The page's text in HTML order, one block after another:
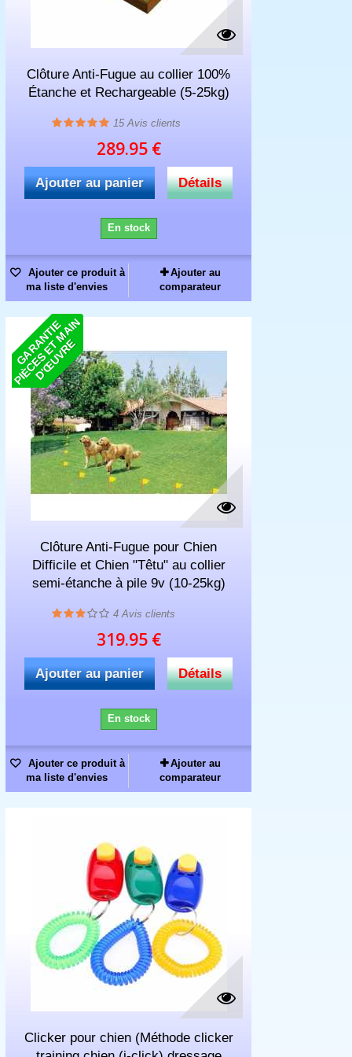
Clôture Anti-Fugue au collier 100%
Étanche et Rechargeable (5-25kg)
15 Avis clients
289.95 €
Ajouter au panier Détails
En stock
Ajouter ce produit à
ma liste d'envies
Ajouter au
comparateur
G
A
R
A
N
T
I
E
P
I
È
C
E
S
E
T
M
A
I
N
D
'
Œ
U
V
R
E
Clôture Anti-Fugue pour Chien
Difficile et Chien "Têtu" au collier
semi-étanche à pile 9v (10-25kg)
4 Avis clients
319.95 €
Ajouter au panier Détails
En stock
Ajouter ce produit à
ma liste d'envies
Ajouter au
comparateur
Clicker pour chien (Méthode clicker